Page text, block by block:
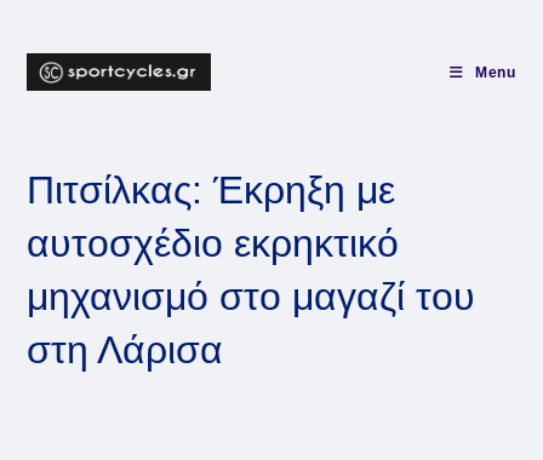
content
Menu
Πιτσίλκας: Έκρηξη με
αυτοσχέδιο εκρηκτικό
μηχανισμό στο μαγαζί του
στη Λάρισα